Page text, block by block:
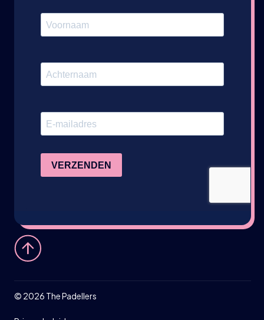
© 2026 The Padellers